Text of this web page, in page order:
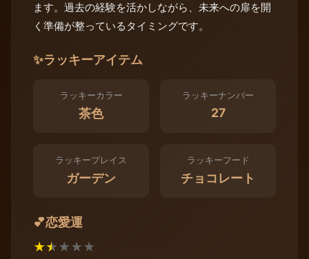
ます。過去の経験を活かしながら、未来への扉を開
く準備が整っているタイミングです。
✨ラッキーアイテム
ラッキーカラー
茶色
ラッキーナンバー
27
ラッキープレイス
ガーデン
ラッキーフード
チョコレート
💕恋愛運
★★★★★